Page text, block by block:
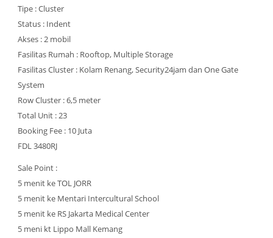
Tipe : Cluster
Status : Indent
Akses : 2 mobil
Fasilitas Rumah : Rooftop, Multiple Storage
Fasilitas Cluster : Kolam Renang, Security24jam dan One Gate
System
Row Cluster : 6,5 meter
Total Unit : 23
Booking Fee : 10 Juta
FDL 3480RJ
Sale Point :
5 menit ke TOL JORR
5 menit ke Mentari Intercultural School
5 menit ke RS Jakarta Medical Center
5 meni kt Lippo Mall Kemang